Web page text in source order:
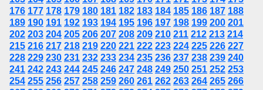
176 177 178 179 180 181 182 183 184 185 186 187 188
189 190 191 192 193 194 195 196 197 198 199 200 201
202 203 204 205 206 207 208 209 210 211 212 213 214
215 216 217 218 219 220 221 222 223 224 225 226 227
228 229 230 231 232 233 234 235 236 237 238 239 240
241 242 243 244 245 246 247 248 249 250 251 252 253
254 255 256 257 258 259 260 261 262 263 264 265 266